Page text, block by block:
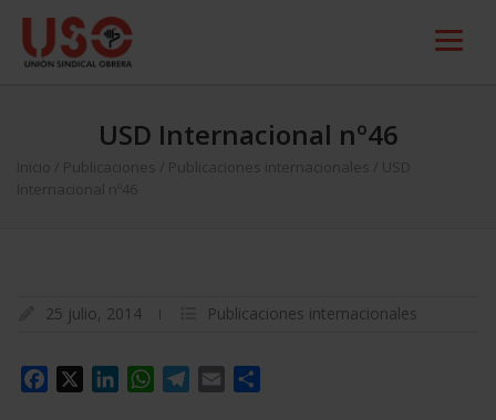
USD Internacional nº46
Inicio Publicaciones Publicaciones internacionales
USD
Internacional nº46
25 julio, 2014 Publicaciones internacionales
Facebook LinkedInWhatsApp
Telegram
Email